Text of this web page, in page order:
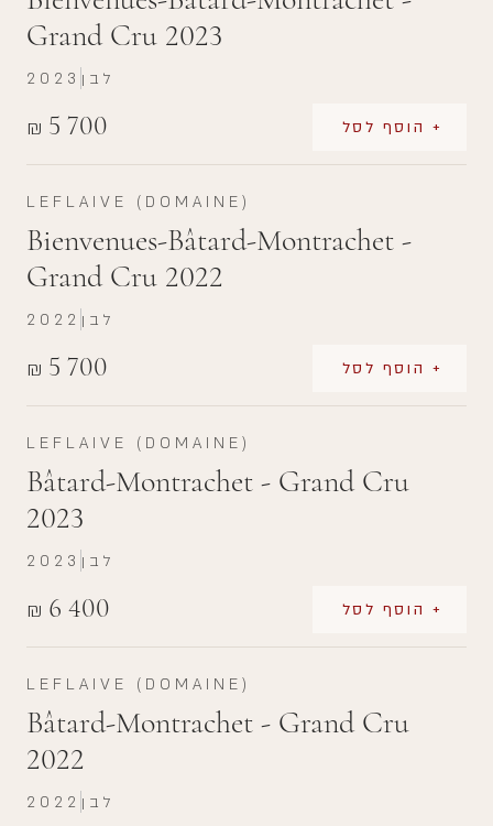
Grand Cru 2023
₪ 5 700 + הוסף לסל
2023 לבן
LEFLAIVE (DOMAINE)
Bienvenues-Bâtard-Montrachet -
Grand Cru 2022
₪ 5 700 + הוסף לסל
2022 לבן
LEFLAIVE (DOMAINE)
Bâtard-Montrachet - Grand Cru
2023
₪ 6 400 + הוסף לסל
2023 לבן
LEFLAIVE (DOMAINE)
Bâtard-Montrachet - Grand Cru
2022
2022 לבן